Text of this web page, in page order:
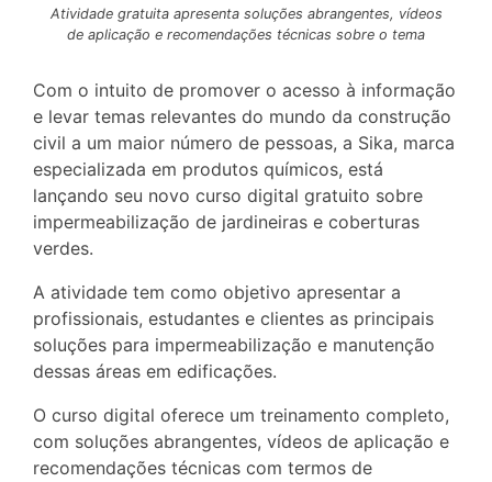
Atividade gratuita apresenta soluções abrangentes, vídeos
de aplicação e recomendações técnicas sobre o tema
Com o intuito de promover o acesso à informação
e levar temas relevantes do mundo da construção
civil a um maior número de pessoas, a Sika, marca
especializada em produtos químicos, está
lançando seu novo curso digital gratuito sobre
impermeabilização de jardineiras e coberturas
verdes.
A atividade tem como objetivo apresentar a
profissionais, estudantes e clientes as principais
soluções para impermeabilização e manutenção
dessas áreas em edificações.
O curso digital oferece um treinamento completo,
com soluções abrangentes, vídeos de aplicação e
recomendações técnicas com termos de